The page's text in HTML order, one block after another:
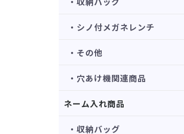
・シノ付メガネレンチ
・その他
・穴あけ機関連商品
ネーム入れ商品
・収納バッグ